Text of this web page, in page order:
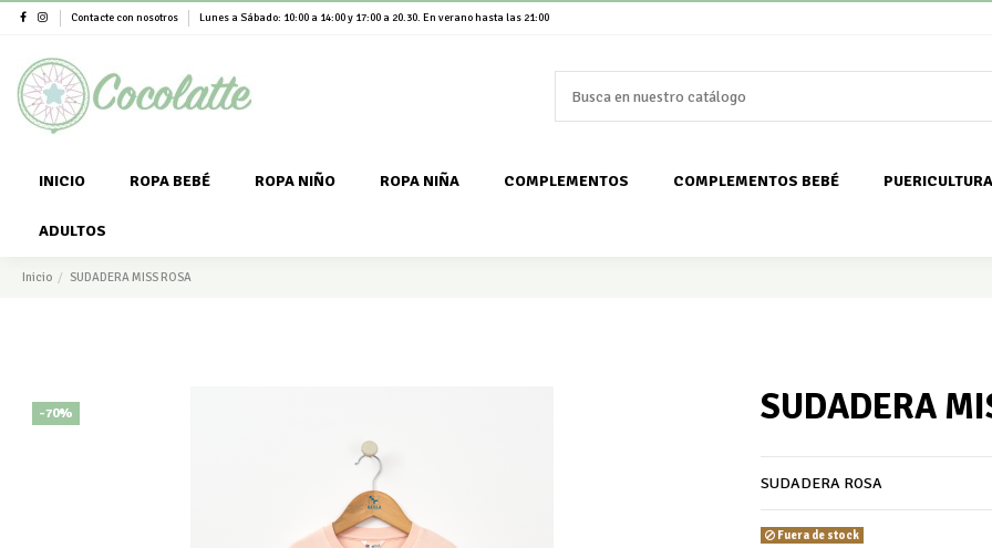
Contacte con nosotros Lunes a Sábado: 10:00 a 14:00 y 17:00 a 20.30. En verano hasta las 21:00
INICIO ROPA BEBÉ ROPA NIÑO ROPA NIÑA COMPLEMENTOS COMPLEMENTOS BEBÉ PUERICULTURA
ADULTOS
Inicio SUDADERA MISS ROSA
-70% SUDADERA
SUDADERA ROSA
Fuera de stock